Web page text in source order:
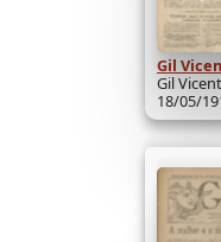
Gil
Gil
18/05/